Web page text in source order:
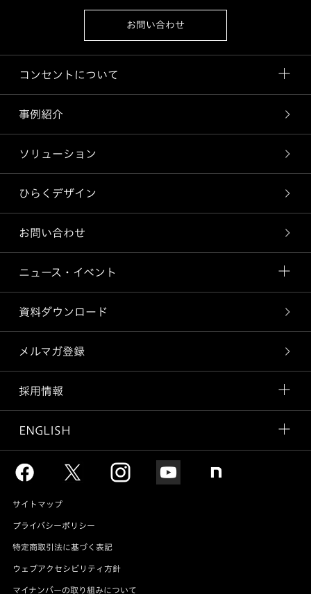
お問い合わせ
コンセントについて
事例紹介
ソリューション
ひらくデザイン
お問い合わせ
ニュース・イベント
資料ダウンロード
メルマガ登録
採用情報
ENGLISH
サイトマップ
プライバシーポリシー
特定商取引法に基づく表記
ウェブアクセシビリティ方針
マイナンバーの取り組みについて